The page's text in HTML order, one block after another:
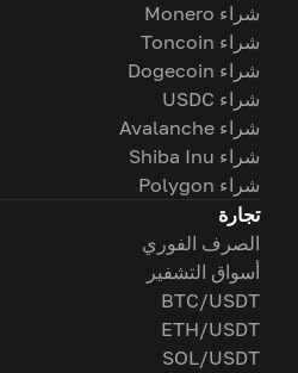
شراء Monero
شراء Toncoin
شراء Dogecoin
شراء USDC
شراء Avalanche
شراء Shiba Inu
شراء Polygon
تجارة
الصرف الفوري
أسواق التشفير
BTC/USDT
ETH/USDT
SOL/USDT